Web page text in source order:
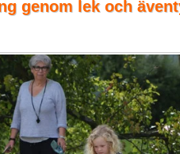
genom lek och